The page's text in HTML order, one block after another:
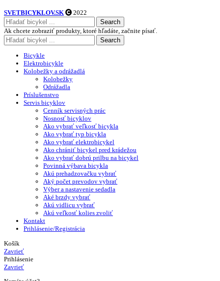
SVETBICYKLOV.SK
2022
Search
Ak chcete zobraziť produkty, ktoré hľadáte, začnite písať.
Search
Bicykle
Elektrobicykle
Kolobežky a odrážadlá
Kolobežky
Odrážadla
Príslušenstvo
Servis bicyklov
Cenník servisných prác
Nosnosť bicyklov
Ako vybrať veľkosť bicykla
Ako vybrať typ bicykla
Ako vybrať elektrobicykel
Ako chrániť bicykel pred krádežou
Ako vybrať dobrú prilbu na bicykel
Povinná výbava bicykla
Akú prehadzovačku vybrať
Aký počet prevodov vybrať
Výber a nastavenie sedadla
Aké brzdy vybrať
Akú vidlicu vybrať
Akú veľkosť kolies zvoliť
Kontakt
Prihlásenie/Registrácia
Košík
Zavrieť
Prihlásenie
Zavrieť